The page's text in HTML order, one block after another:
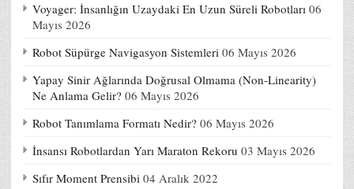
Voyager: İnsanlığın Uzaydaki En Uzun Süreli Robotları 06
Mayıs 2026
Robot Süpürge Navigasyon Sistemleri 06 Mayıs 2026
Yapay Sinir Ağlarında Doğrusal Olmama (Non-Linearity)
Ne Anlama Gelir? 06 Mayıs 2026
Robot Tanımlama Formatı Nedir? 06 Mayıs 2026
İnsansı Robotlardan Yarı Maraton Rekoru 03 Mayıs 2026
Sıfır Moment Prensibi 04 Aralık 2022